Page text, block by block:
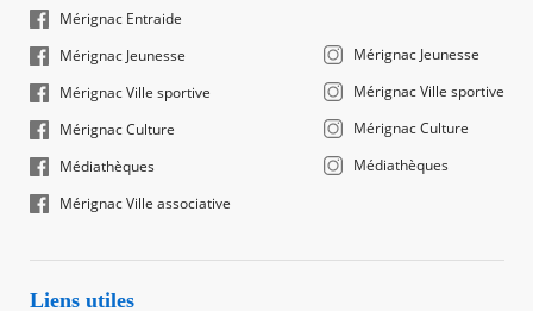
Mérignac Entraide
Mérignac Jeunesse
Mérignac Ville sportive
Mérignac Culture
Médiathèques
Mérignac Ville associative
Mérignac Jeunesse
Mérignac Ville sportive
Mérignac Culture
Médiathèques
Liens utiles